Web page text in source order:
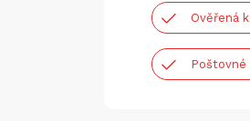
Ověřená
Poštovné